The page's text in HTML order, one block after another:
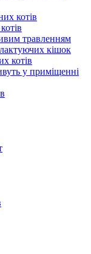
котів
травленням
кішок
котів
у приміщенні